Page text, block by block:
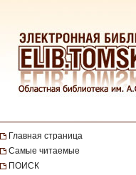
Главная страница
Самые читаемые
ПОИСК